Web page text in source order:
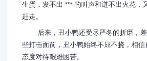
生蛋，发不出 *** 的叫声和迸不出火花，
赶走。
后来，丑小鸭还受尽严冬的折磨，差
些打击面前，丑小鸭始终不屈不挠，相信
态度对待艰难困苦。